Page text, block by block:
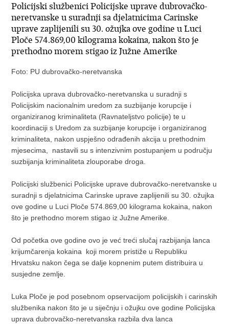
Policijski službenici Policijske uprave dubrovačko-
neretvanske u suradnji sa djelatnicima Carinske
uprave zaplijenili su 30. ožujka ove godine u Luci
Ploče 574.869,00 kilograma kokaina, nakon što je
prethodno morem stigao iz Južne Amerike
Foto: PU dubrovačko-neretvanska
Policijska uprava dubrovačko-neretvanska u suradnji s
Policijskim nacionalnim uredom za suzbijanje korupcije i
organiziranog kriminaliteta (Ravnateljstvo policije) te u
koordinaciji s Uredom za suzbijanje korupcije i organiziranog
kriminaliteta, nakon uspješno odrađenih akcija u prethodnim
mjesecima, nastavili su s intenzivnim postupanjem u području
suzbijanja kriminaliteta zlouporabe droga.
Policijski službenici Policijske uprave dubrovačko-neretvanske u
suradnji s djelatnicima Carinske uprave zaplijenili su 30. ožujka
ove godine u Luci Ploče 574.869,00 kilograma kokaina, nakon
što je prethodno morem stigao iz Južne Amerike.
Od početka ove godine ovo je već treći slučaj razbijanja lanca
krijumčarenja kokaina koji morem pristiže u Republiku
Hrvatsku nakon čega se dalje kopnenim putem distribuira u
susjedne zemlje.
Luka Ploče je pod posebnom opservacijom policijskih i carinskih
službenika nakon što je u siječnju i ožujku ove godine Policijska
uprava dubrovačko-neretvanska razbila dva lanca